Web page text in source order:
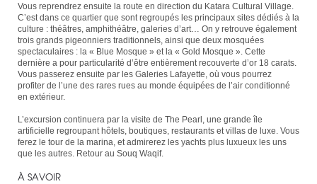
Vous reprendrez ensuite la route en direction du Katara Cultural Village.
C’est dans ce quartier que sont regroupés les principaux sites dédiés à la
culture : théâtres, amphithéâtre, galeries d’art… On y retrouve également
trois grands pigeonniers traditionnels, ainsi que deux mosquées
spectaculaires : la « Blue Mosque » et la « Gold Mosque ». Cette
dernière a pour particularité d’être entièrement recouverte d’or 18 carats.
Vous passerez ensuite par les Galeries Lafayette, où vous pourrez
profiter de l’une des rares rues au monde équipées de l’air conditionné
en extérieur.
L’excursion continuera par la visite de The Pearl, une grande île
artificielle regroupant hôtels, boutiques, restaurants et villas de luxe. Vous
ferez le tour de la marina, et admirerez les yachts plus luxueux les uns
que les autres. Retour au Souq Waqif.
À SAVOIR